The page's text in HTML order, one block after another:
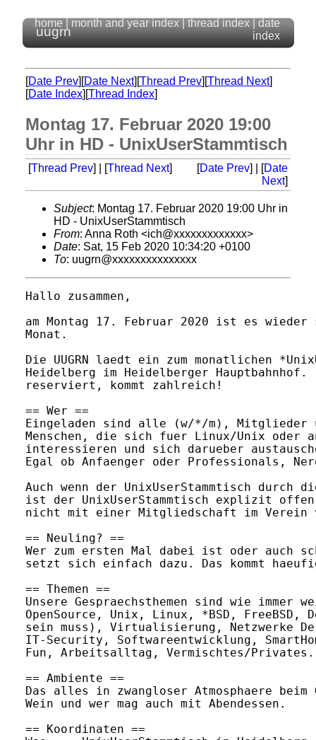
uugrn
home month and year index thread index
date
index
[Date Prev][Date Next][Thread Prev][Thread Next]
[Date Index][Thread Index]
Montag 17. Februar 2020 19:00
Uhr in HD - UnixUserStammtisch
[Thread Prev] | [Thread Next] [Date Prev] | [Date
Next]
Subject: Montag 17. Februar 2020 19:00 Uhr in
HD - UnixUserStammtisch
From: Anna Roth <ich@xxxxxxxxxxxxx>
Date: Sat, 15 Feb 2020 10:34:20 +0100
To: uugrn@xxxxxxxxxxxxxxx
Hallo zusammen,
am Montag 17. Februar 2020 ist es
Monat.
Die UUGRN laedt ein zum monatlichen
Heidelberg im Heidelberger
reserviert, kommt zahlreich!
== Wer ==
Eingeladen sind alle (w/*/m), Mitglieder
Menschen, die sich fuer Linux/Unix oder
interessieren und sich darueber
Egal ob Anfaenger oder Professionals,
Auch wenn der UnixUserStammtisch durch
ist der UnixUserStammtisch explizit
nicht mit einer Mitgliedschaft im Verein
== Neuling? ==
Wer zum ersten Mal dabei ist oder auch
setzt sich einfach dazu. Das kommt
== Themen ==
Unsere Gespraechsthemen sind wie
OpenSource, Unix, Linux, *BSD, FreeBSD,
sein muss), Virtualisierung, Netzwerke
IT-Security, Softwareentwicklung,
Fun, Arbeitsalltag, Vermischtes/Privates.
== Ambiente ==
Das alles in zwangloser Atmosphaere
Wein und wer mag auch mit Abendessen.
== Koordinaten ==